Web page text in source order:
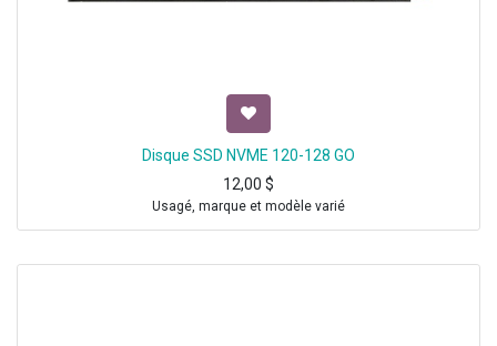
Disque SSD NVME 120-128 GO
12,00 $
Usagé, marque et modèle varié